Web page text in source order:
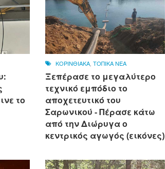
το
ΚΟΡΙΝΘΙΑΚΑ, ΤΟΠΙΚΑ ΝΕΑ
Ξεπέρασε το μεγαλύτερο
τεχνικό εμπόδιο το
αποχετευτικό του
Σαρωνικού - Πέρασε κάτω
από την Διώρυγα ο
κεντρικός αγωγός (εικόνες)